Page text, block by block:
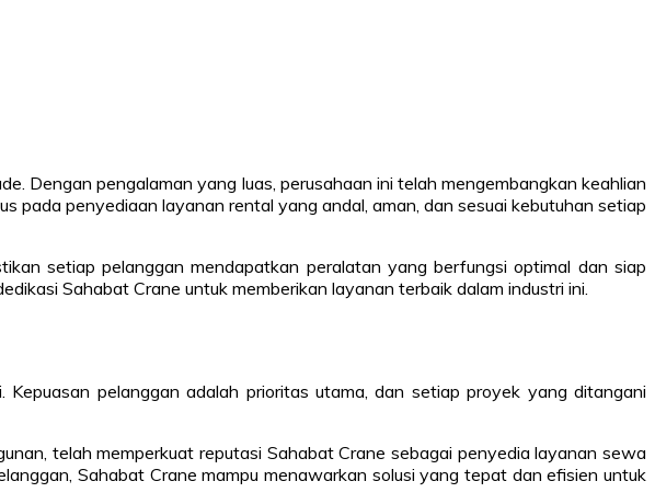
Dengan pengalaman yang luas, perusahaan ini telah mengembangkan keahlian
pada penyediaan layanan rental yang andal, aman, dan sesuai kebutuhan setiap
setiap pelanggan mendapatkan peralatan yang berfungsi optimal dan siap
Sahabat Crane untuk memberikan layanan terbaik dalam industri ini.
pelanggan adalah prioritas utama, dan setiap proyek yang ditangani
telah memperkuat reputasi Sahabat Crane sebagai penyedia layanan sewa
Sahabat Crane mampu menawarkan solusi yang tepat dan efisien untuk